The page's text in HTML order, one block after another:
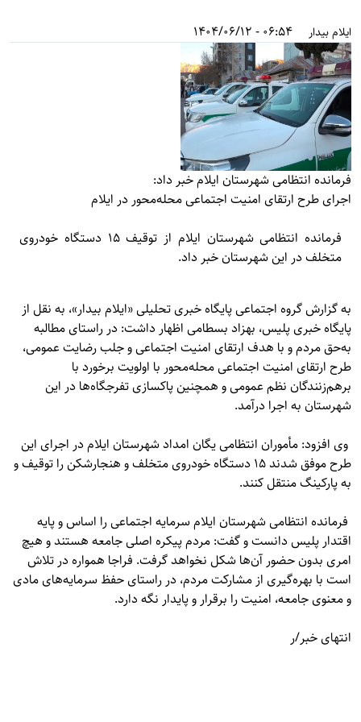
ایلام بیدار 06:54 - 1404/06/12
فرمانده انتظامی شهرستان ایلام خبر داد:
اجرای طرح ارتقای امنیت اجتماعی محله‌محور در ایلام
فرمانده انتظامی شهرستان ایلام از توقیف ۱۵ دستگاه خودروی
متخلف در این شهرستان خبر داد.
به گزارش گروه اجتماعی پایگاه خبری تحلیلی «ایلام بیدار»، به نقل از
پایگاه خبری پلیس، بهزاد بسطامی اظهار داشت: در راستای مطالبه
به‌حق مردم و با هدف ارتقای امنیت اجتماعی و جلب رضایت عمومی،
طرح ارتقای امنیت اجتماعی محله‌محور با اولویت برخورد با
برهم‌زنندگان نظم عمومی و همچنین پاکسازی تفرجگاه‌ها در این
شهرستان به اجرا درآمد.
وی افزود: مأموران انتظامی یگان امداد شهرستان ایلام در اجرای این
طرح موفق شدند ۱۵ دستگاه خودروی متخلف و هنجارشکن را توقیف و
به پارکینگ منتقل کنند.
فرمانده انتظامی شهرستان ایلام سرمایه اجتماعی را اساس و پایه
اقتدار پلیس دانست و گفت: مردم پیکره اصلی جامعه هستند و هیچ
امری بدون حضور آن‌ها شکل نخواهد گرفت. فراجا همواره در تلاش
است با بهره‌گیری از مشارکت مردم، در راستای حفظ سرمایه‌های مادی
و معنوی جامعه، امنیت را برقرار و پایدار نگه دارد.
انتهای خبر/ر